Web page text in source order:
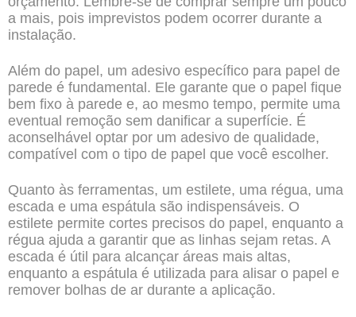
a mais, pois imprevistos podem ocorrer durante a
instalação.
Além do papel, um adesivo específico para papel de
parede é fundamental. Ele garante que o papel fique
bem fixo à parede e, ao mesmo tempo, permite uma
eventual remoção sem danificar a superfície. É
aconselhável optar por um adesivo de qualidade,
compatível com o tipo de papel que você escolher.
Quanto às ferramentas, um estilete, uma régua, uma
escada e uma espátula são indispensáveis. O
estilete permite cortes precisos do papel, enquanto a
régua ajuda a garantir que as linhas sejam retas. A
escada é útil para alcançar áreas mais altas,
enquanto a espátula é utilizada para alisar o papel e
remover bolhas de ar durante a aplicação.